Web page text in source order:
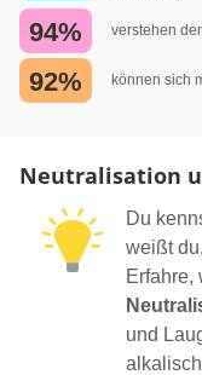
94% verstehen
92% können sich
Neutralisation
Du
weißt
Erfahre,
und